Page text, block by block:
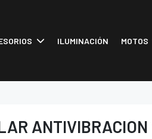
ILUMINACIÓN MOTOS